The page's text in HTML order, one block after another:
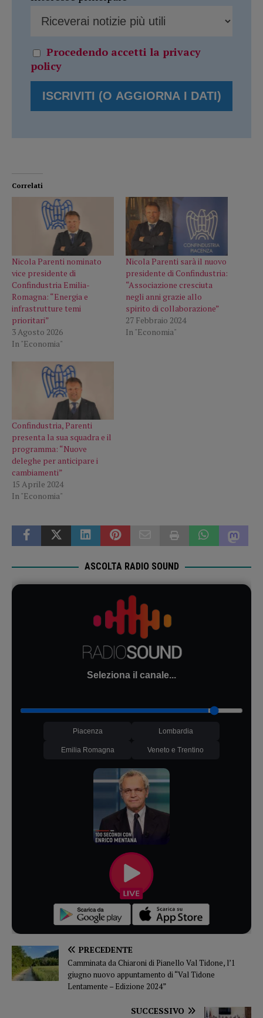
Procedendo accetti la privacy
policy
Correlati
Nicola Parenti nominato
vice presidente di
Confindustria Emilia-
Romagna: “Energia e
infrastrutture temi
prioritari”
3 Agosto 2026
In "Economia"
Nicola Parenti sarà il nuovo
presidente di Confindustria:
“Associazione cresciuta
negli anni grazie allo
spirito di collaborazione”
27 Febbraio 2024
In "Economia"
Confindustria, Parenti
presenta la sua squadra e il
programma: “Nuove
deleghe per anticipare i
cambiamenti”
15 Aprile 2024
In "Economia"
ASCOLTA RADIO SOUND
Seleziona il canale...
Piacenza Lombardia
Emilia Romagna Veneto e Trentino
PRECEDENTE
Camminata da Chiaroni di Pianello Val Tidone, l’1
giugno nuovo appuntamento di “Val Tidone
Lentamente – Edizione 2024”
SUCCESSIVO